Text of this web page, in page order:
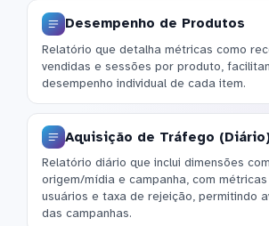
Desempenho de Produtos
Relatório que detalha métricas como
vendidas e sessões por produto,
desempenho individual de cada item.
Aquisição de Tráfego
Relatório diário que inclui dimensões
origem/mídia e campanha, com
usuários e taxa de rejeição, permitindo
das campanhas.